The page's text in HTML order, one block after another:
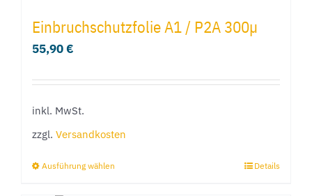
Einbruchschutzfolie A1 / P2A 300µ
55,90€
inkl. MwSt.
zzgl. Versandkosten
Ausführung wählen Details